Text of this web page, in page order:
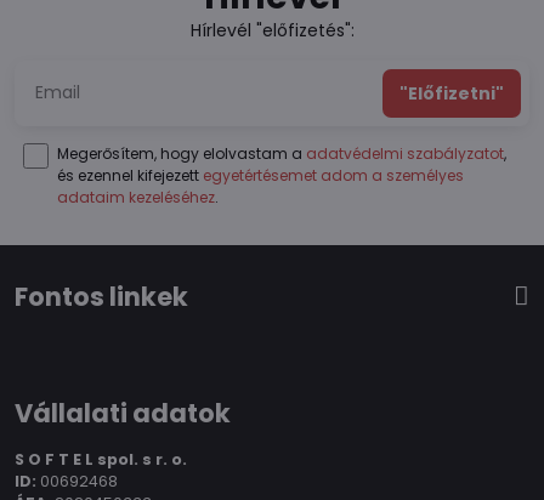
Hírlevél "előfizetés":
"Előfizetni"
Megerősítem, hogy elolvastam a adatvédelmi szabályzatot,
és ezennel kifejezett egyetértésemet adom a személyes
adataim kezeléséhez.
Fontos linkek
Vállalati adatok
S O F T E L spol. s r. o.
ID: 00692468